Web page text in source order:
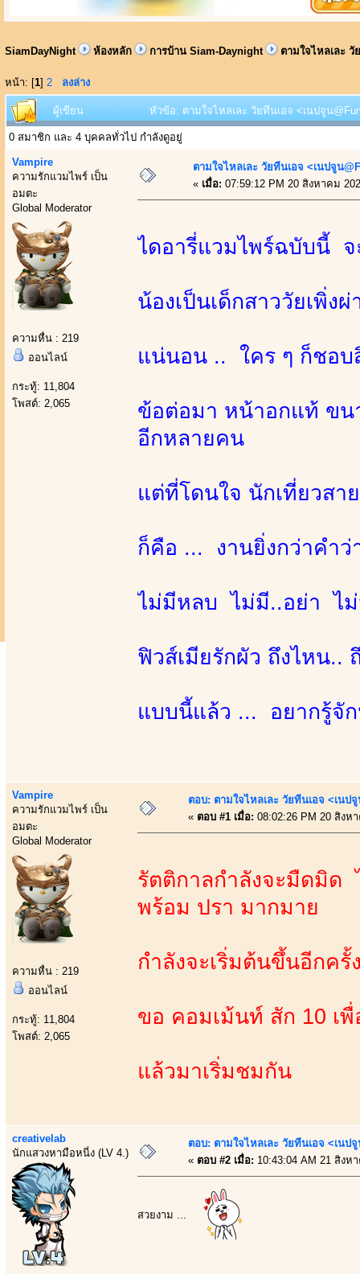
SiamDayNight ห้องหลัก การบ้าน Siam-Daynight ตามใจไหลเละ
หน้า: [1] 2 ลงล่าง
ผู้เขียน หัวข้อ: ตามใจไหลเละ วัยทีนเอจ <เนปจูน
0 สมาชิก และ 4 บุคคลทั่วไป กำลังดูอยู่
Vampire
ความรักแวมไพร์ เป็น
อมตะ
Global Moderator
ความหื่น : 219
ออนไลน์
กระทู้: 11,804
โพสต์: 2,065
ตามใจไหลเละ วัยทีนเอจ <เนปจูน
« เมื่อ: 07:59:12 PM 20 สิงหาคม
ไดอารี่แวมไพร์ฉบับนี้
น้องเป็นเด็กสาววัยเพิ่ง
แน่นอน .. ใคร ๆ ก็ชอบ
ข้อต่อมา หน้าอกแท้ ขน
อีกหลายคน
แต่ที่โดนใจ นักเที่ยวสา
ก็คือ ... งานยิ่งกว่าคำว่
ไม่มีหลบ ไม่มี..อย่า ไ
ฟิวส์เมียรักผัว ถึงไหน..
แบบนี้แล้ว ... อยากรู้จั
Vampire
ความรักแวมไพร์ เป็น
อมตะ
Global Moderator
ความหื่น : 219
ออนไลน์
กระทู้: 11,804
โพสต์: 2,065
ตอบ: ตามใจไหลเละ วัยทีนเอจ <เนป
« ตอบ #1 เมื่อ: 08:02:26 PM 20 สิงห
รัตติกาลกำลังจะมืดมิด
พร้อม ปรา มากมาย
กำลังจะเริ่มต้นขึ้นอีกครั้
ขอ คอมเม้นท์ สัก 10 เ
แล้วมาเริ่มชมกัน
creativelab
นักแสวงหามือหนี่ง (LV 4.)
ตอบ: ตามใจไหลเละ วัยทีนเอจ <เนป
« ตอบ #2 เมื่อ: 10:43:04 AM 21 สิงห
สวยงาม ...